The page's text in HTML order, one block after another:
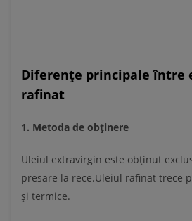
Diferențe principale între
rafinat
1. Metoda de obținere
Uleiul extravirgin este obținut
presare la rece.Uleiul rafinat trece
și termice.